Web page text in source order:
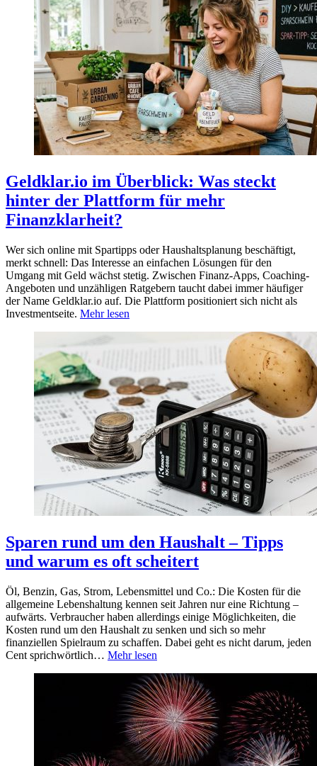
Geldklar.io im Überblick: Was steckt
hinter der Plattform für mehr
Finanzklarheit?
Wer sich online mit Spartipps oder Haushaltsplanung beschäftigt,
merkt schnell: Das Interesse an einfachen Lösungen für den
Umgang mit Geld wächst stetig. Zwischen Finanz-Apps, Coaching-
Angeboten und unzähligen Ratgebern taucht dabei immer häufiger
der Name Geldklar.io auf. Die Plattform positioniert sich nicht als
Investmentseite. Mehr lesen
Sparen rund um den Haushalt – Tipps
und warum es oft scheitert
Öl, Benzin, Gas, Strom, Lebensmittel und Co.: Die Kosten für die
allgemeine Lebenshaltung kennen seit Jahren nur eine Richtung –
aufwärts. Verbraucher haben allerdings einige Möglichkeiten, die
Kosten rund um den Haushalt zu senken und sich so mehr
finanziellen Spielraum zu schaffen. Dabei geht es nicht darum, jeden
Cent sprichwörtlich… Mehr lesen